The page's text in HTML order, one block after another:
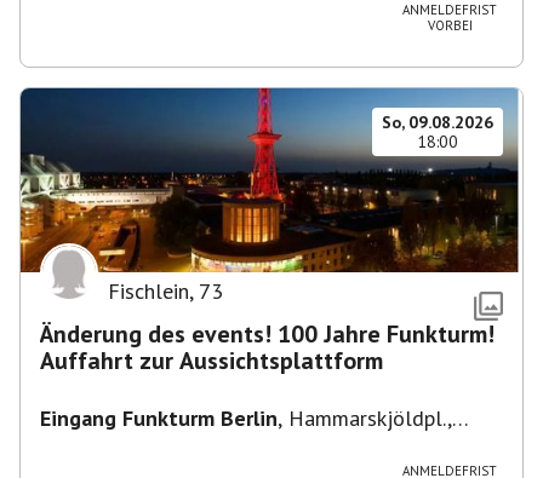
ANMELDEFRIST
VORBEI
So, 09.08.2026
18:00
Fischlein, 73
Änderung des events! 100 Jahre Funkturm!
Auffahrt zur Aussichtsplattform
Eingang Funkturm Berlin, Hammarskjöldpl.,
ANMELDEFRIST